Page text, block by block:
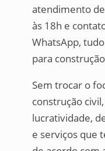
atendimento
às 18h e
WhatsApp,
para
Sem trocar o
construção
lucratividade,
e serviços que